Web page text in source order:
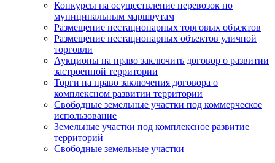
Конкурсы на осуществление перевозок по
муниципальным маршрутам
Размещение нестационарных торговых объектов
Размещение нестационарных объектов уличной
торговли
Аукционы на право заключить договор о развитии
застроенной территории
Торги на право заключения договора о
комплексном развитии территории
Свободные земельные участки под коммерческое
использование
Земельные участки под комплексное развитие
территорий
Свободные земельные участки